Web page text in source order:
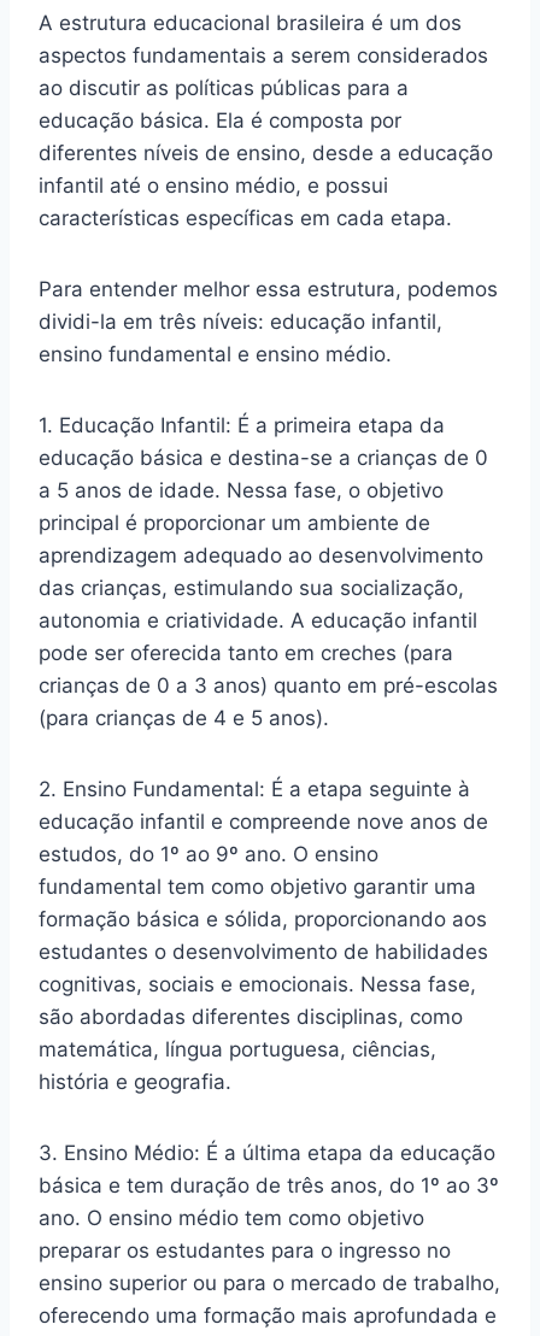
A estrutura educacional brasileira é um dos
aspectos fundamentais a serem considerados
ao discutir as políticas públicas para a
educação básica. Ela é composta por
diferentes níveis de ensino, desde a educação
infantil até o ensino médio, e possui
características específicas em cada etapa.
Para entender melhor essa estrutura, podemos
dividi-la em três níveis: educação infantil,
ensino fundamental e ensino médio.
1. Educação Infantil: É a primeira etapa da
educação básica e destina-se a crianças de 0
a 5 anos de idade. Nessa fase, o objetivo
principal é proporcionar um ambiente de
aprendizagem adequado ao desenvolvimento
das crianças, estimulando sua socialização,
autonomia e criatividade. A educação infantil
pode ser oferecida tanto em creches (para
crianças de 0 a 3 anos) quanto em pré-escolas
(para crianças de 4 e 5 anos).
2. Ensino Fundamental: É a etapa seguinte à
educação infantil e compreende nove anos de
estudos, do 1º ao 9º ano. O ensino
fundamental tem como objetivo garantir uma
formação básica e sólida, proporcionando aos
estudantes o desenvolvimento de habilidades
cognitivas, sociais e emocionais. Nessa fase,
são abordadas diferentes disciplinas, como
matemática, língua portuguesa, ciências,
história e geografia.
3. Ensino Médio: É a última etapa da educação
básica e tem duração de três anos, do 1º ao 3º
ano. O ensino médio tem como objetivo
preparar os estudantes para o ingresso no
ensino superior ou para o mercado de trabalho,
oferecendo uma formação mais aprofundada e